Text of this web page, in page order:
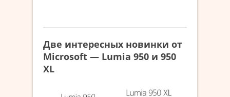
Две интересных новинки от
Microsoft — Lumia 950 и 950
XL